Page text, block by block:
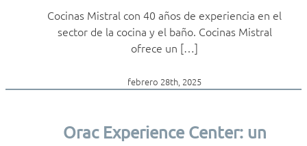
Cocinas Mistral con 40 años de experiencia en el
sector de la cocina y el baño. Cocinas Mistral
ofrece un […]
febrero 28th, 2025
Orac Experience Center: un